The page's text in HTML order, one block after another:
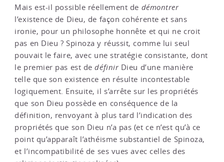
Mais est-il possible réellement de démontrer
l’existence de Dieu, de façon cohérente et sans
ironie, pour un philosophe honnête et qui ne croit
pas en Dieu ? Spinoza y réussit, comme lui seul
pouvait le faire, avec une stratégie consistante, dont
le premier pas est dedéfinirDieu d’une manière
telle que son existence en résulte incontestable
logiquement. Ensuite, il s’arrête sur les propriétés
que son Dieu possède en conséquence de la
définition, renvoyant à plus tard l’indication des
propriétés que son Dieu n’a pas (et ce n’est qu’à ce
point qu’apparaît l’athéisme substantiel de Spinoza,
et l’incompatibilité de ses vues avec celles des